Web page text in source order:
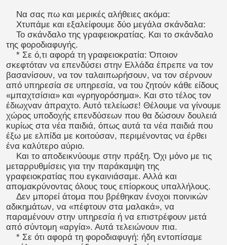
Να σας πω και μερικές αλήθειες ακόμα:
Χτυπάμε και εξαλείφουμε δύο μεγάλα σκάνδαλα:
Το σκάνδαλο της γραφειοκρατίας. Και το σκάνδαλο
της φοροδιαφυγής.
* Σε ό,τι αφορά τη γραφειοκρατία: Όποιον
σκεφτόταν να επενδύσει στην Ελλάδα έπρεπε να τον
βασανίσουν, να τον ταλαιπωρήσουν, να τον σέρνουν
από υπηρεσία σε υπηρεσία, να του ζητούν κάθε είδους
«μπαχτσίσια» και «γρηγορόσημα». Και στο τέλος τον
έδιωχναν άπραχτο. Αυτό τελείωσε! Θέλουμε να γίνουμε
χώρος υποδοχής επενδύσεων που θα δώσουν δουλειά
κυρίως στα νέα παιδιά, όπως αυτά τα νέα παιδιά που
έξω με ελπίδα με κοιτούσαν, περιμένοντας να έρθει
ένα καλύτερο αύριο.
Και το αποδεικνύουμε στην πράξη. Όχι μόνο με τις
μεταρρυθμίσεις για την παράκαμψη της
γραφειοκρατίας που εγκαινιάσαμε. Αλλά και
απομακρύνοντας όλους τους επίορκους υπαλλήλους.
Δεν μπορεί άτομα που βρέθηκαν ένοχοι ποινικών
αδικημάτων, να «πέφτουν στα μαλακά», να
παραμένουν στην υπηρεσία ή να επιστρέφουν μετά
από σύντομη «αργία». Αυτά τελειώνουν πια.
* Σε ότι αφορά τη φοροδιαφυγή: ήδη εντοπίσαμε